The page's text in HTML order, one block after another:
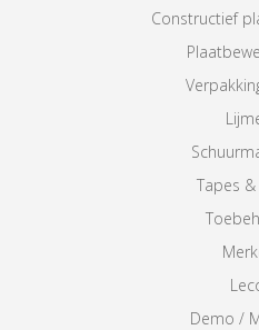
Constructief
Tapes &
Demo /